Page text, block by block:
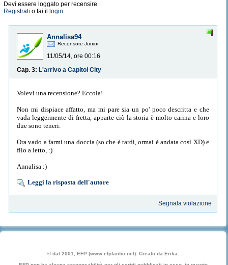
Devi essere loggato per recensire.
Registrati o fai il login.
Annalisa94
Recensore Junior
11/05/14, ore 00:16
Cap. 3: L'arrivo a Capitol City
Volevi una recensione? Eccola!
Non mi dispiace affatto, ma mi pare sia un po' poco descritta e che
vada leggermente di fretta, apparte ciò la storia è molto carina e loro
due sono teneri.
Ora vado a farmi una doccia (so che è tardi, ormai è andata così XD) e
filo a letto, :)
Annalisa :)
Leggi la risposta dell'autore
Segnala violazione
© dal 2001, EFP (www.efpfanfic.net). Creato da Erika.